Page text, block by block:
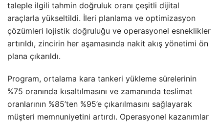
taleple ilgili tahmin doğruluk oranı çeşitli dijital
araçlarla yükseltildi. İleri planlama ve optimizasyon
çözümleri lojistik doğruluğu ve operasyonel esneklikler
artırıldı, zincirin her aşamasında nakit akış yönetimi ön
plana çıkarıldı.
Program, ortalama kara tankeri yükleme sürelerinin
%75 oranında kısaltılmasını ve zamanında teslimat
oranlarının %85’ten %95’e çıkarılmasını sağlayarak
müşteri memnuniyetini artırdı. Operasyonel kazanımlar